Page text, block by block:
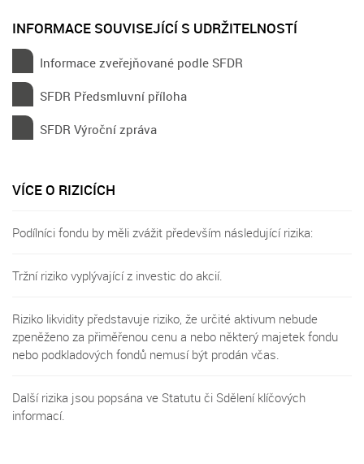
INFORMACE SOUVISEJÍCÍ S UDRŽITELNOSTÍ
Informace zveřejňované podle SFDR
SFDR Předsmluvní příloha
SFDR Výroční zpráva
VÍCE O RIZICÍCH
Podílníci fondu by měli zvážit především následující rizika:
Tržní riziko vyplývající z investic do akcií.
Riziko likvidity představuje riziko, že určité aktivum nebude
zpeněženo za přiměřenou cenu a nebo některý majetek fondu
nebo podkladových fondů nemusí být prodán včas.
Další rizika jsou popsána ve Statutu či Sdělení klíčových
informací.